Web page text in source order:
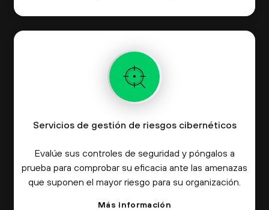
Servicios de gestión de riesgos cibernéticos
Evalúe sus controles de seguridad y póngalos a
prueba para comprobar su eficacia ante las amenazas
que suponen el mayor riesgo para su organización.
Más información